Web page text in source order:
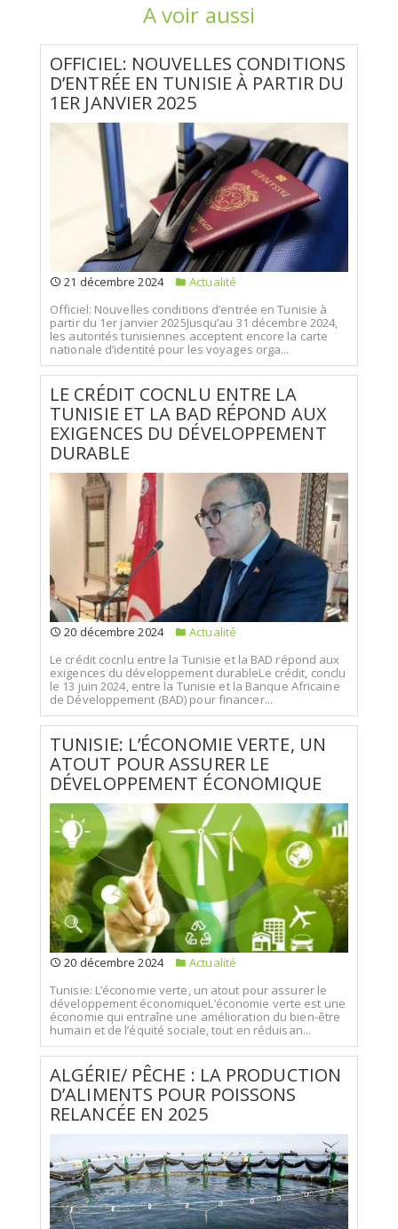
A voir aussi
OFFICIEL: NOUVELLES CONDITIONS
D’ENTRÉE EN TUNISIE À PARTIR DU
1ER JANVIER 2025
21 décembre 2024
Actualité
Officiel: Nouvelles conditions d’entrée en Tunisie à
partir du 1er janvier 2025Jusqu’au 31 décembre 2024,
les autorités tunisiennes acceptent encore la carte
nationale d’identité pour les voyages orga...
LE CRÉDIT COCNLU ENTRE LA
TUNISIE ET LA BAD RÉPOND AUX
EXIGENCES DU DÉVELOPPEMENT
DURABLE
20 décembre 2024
Actualité
Le crédit cocnlu entre la Tunisie et la BAD répond aux
exigences du développement durableLe crédit, conclu
le 13 juin 2024, entre la Tunisie et la Banque Africaine
de Développement (BAD) pour financer...
TUNISIE: L’ÉCONOMIE VERTE, UN
ATOUT POUR ASSURER LE
DÉVELOPPEMENT ÉCONOMIQUE
20 décembre 2024
Actualité
Tunisie: L’économie verte, un atout pour assurer le
développement économiqueL’économie verte est une
économie qui entraîne une amélioration du bien-être
humain et de l’équité sociale, tout en réduisan...
ALGÉRIE/ PÊCHE : LA PRODUCTION
D’ALIMENTS POUR POISSONS
RELANCÉE EN 2025